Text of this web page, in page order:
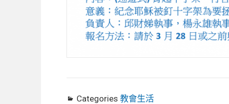
Categories 教會生活